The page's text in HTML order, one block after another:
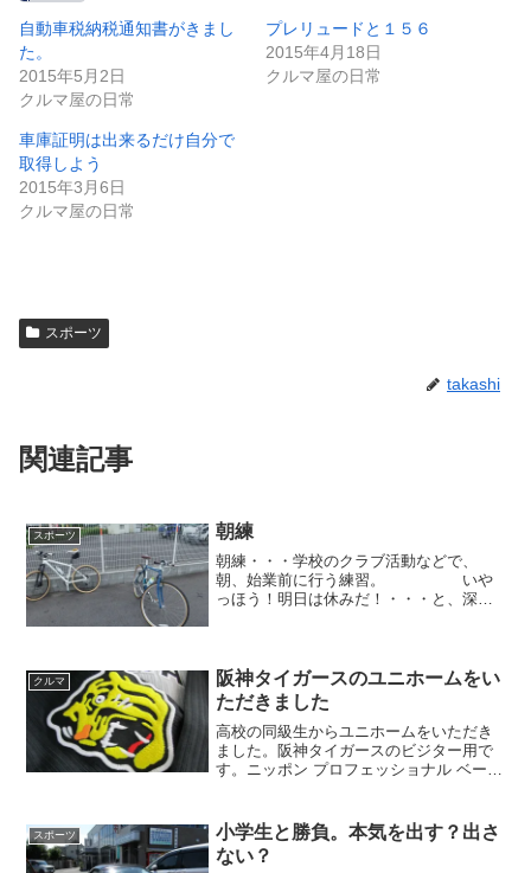
自動車税納税通知書がきまし
た。
2015年5月2日
クルマ屋の日常
プレリュードと１５６
2015年4月18日
クルマ屋の日常
車庫証明は出来るだけ自分で
取得しよう
2015年3月6日
クルマ屋の日常
スポーツ
takashi
関連記事
スポーツ 朝練
朝練・・・学校のクラブ活動などで、
朝、始業前に行う練習。 いや
っほう！明日は休みだ！・・・と、深夜
か？ そんな方にオススメしたい...
クルマ
阪神タイガースのユニホームをい
ただきました
高校の同級生からユニホームをいただき
ました。阪神タイガースのビジター用で
す。ニッポン プロフェッショナル ベース
ましたが、一応売っているみたいです。
永遠のライバル・ジ...
スポーツ
小学生と勝負。本気を出す？出さ
ない？